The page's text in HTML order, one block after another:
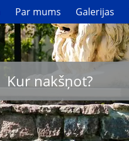
Par mums Galerijas
Kur nakšņot?